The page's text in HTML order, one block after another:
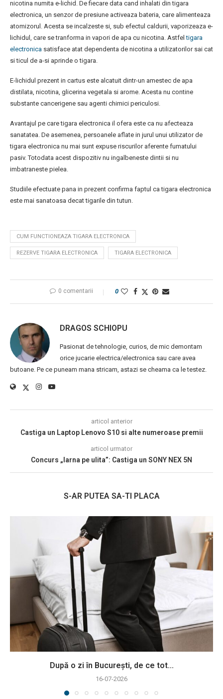
nicotina numita e-lichid. De fiecare data cand inhalati din tigara
electronica, un senzor de presiune activeaza bateria, care alimenteaza
atomizorul. Acesta se incalzeste si, sub efectul caldurii, vaporizeaza e-
lichidul, care se tranforma in vapori de apa cu nicotina. Astfeltigara
electronica satisface atat dependenta de nicotina a utilizatorilor sai cat
si ticul de a-si aprinde o tigara.
E-lichidul prezent in cartus este alcatuit dintr-un amestec de apa
distilata, nicotina, glicerina vegetala si arome. Acesta nu contine
substante cancerigene sau agenti chimici periculosi.
Avantajul pe care tigara electronica il ofera este ca nu afecteaza
sanatatea. De asemenea, persoanele aflate in jurul unui utilizator de
tigara electronica nu mai sunt expuse riscurilor aferente fumatului
pasiv. Totodata acest dispozitiv nu ingalbeneste dintii si nu
imbatraneste pielea.
Studiile efectuate pana in prezent confirma faptul ca tigara electronica
este mai sanatoasa decat tigarile din tutun.
CUM FUNCTIONEAZA TIGARA ELECTRONICA
REZERVE TIGARA ELECTRONICA TIGARA ELECTRONICA
0 comentarii 0
DRAGOS SCHIOPU
Pasionat de tehnologie, curios, de mic demontam
orice jucarie electrica/electronica sau care avea
butoane. Pe ce puneam mana stricam, astazi se cheama ca le testez.
articol anterior
Castiga un Laptop Lenovo S10 si alte numeroase premii
articol urmator
Concurs „Iarna pe ulita”: Castiga un SONY NEX 5N
S-AR PUTEA SA-TI PLACA
După o zi în București, de ce tot...
16-07-2026